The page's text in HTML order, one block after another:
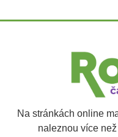
Na stránkách online
naleznou více